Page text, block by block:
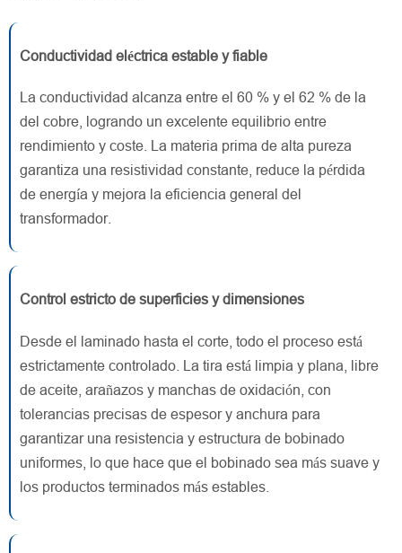
Conductividad eléctrica estable y fiable
La conductividad alcanza entre el 60 % y el 62 % de la
del cobre, logrando un excelente equilibrio entre
rendimiento y coste. La materia prima de alta pureza
garantiza una resistividad constante, reduce la pérdida
de energía y mejora la eficiencia general del
transformador.
Control estricto de superficies y dimensiones
Desde el laminado hasta el corte, todo el proceso está
estrictamente controlado. La tira está limpia y plana, libre
de aceite, arañazos y manchas de oxidación, con
tolerancias precisas de espesor y anchura para
garantizar una resistencia y estructura de bobinado
uniformes, lo que hace que el bobinado sea más suave y
los productos terminados más estables.